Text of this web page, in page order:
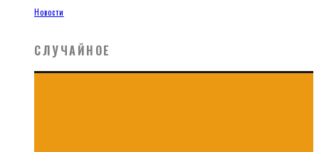
Новости
СЛУЧАЙНОЕ